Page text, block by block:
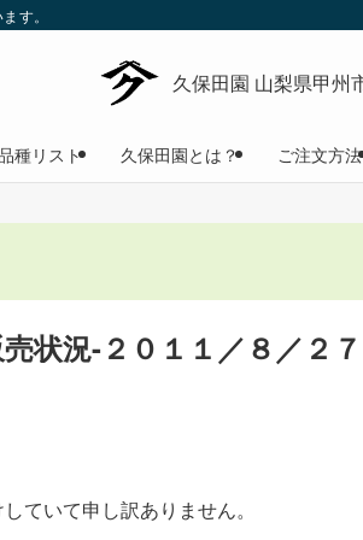
す。
種リスト 久保田園とは？ ご注文方法
状況-２０１１／８／２７
ていて申し訳ありません。